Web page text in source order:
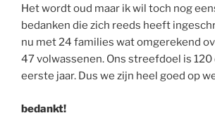
Het wordt oud maar ik wil toch nog
bedanken die zich reeds heeft
nu met 24 families wat omgerekend
47 volwassenen. Ons streefdoel is
eerste jaar. Dus we zijn heel goed op
bedankt!